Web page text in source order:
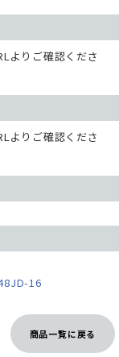
よりご確認くださ
よりご確認くださ
16
商品一覧に戻る